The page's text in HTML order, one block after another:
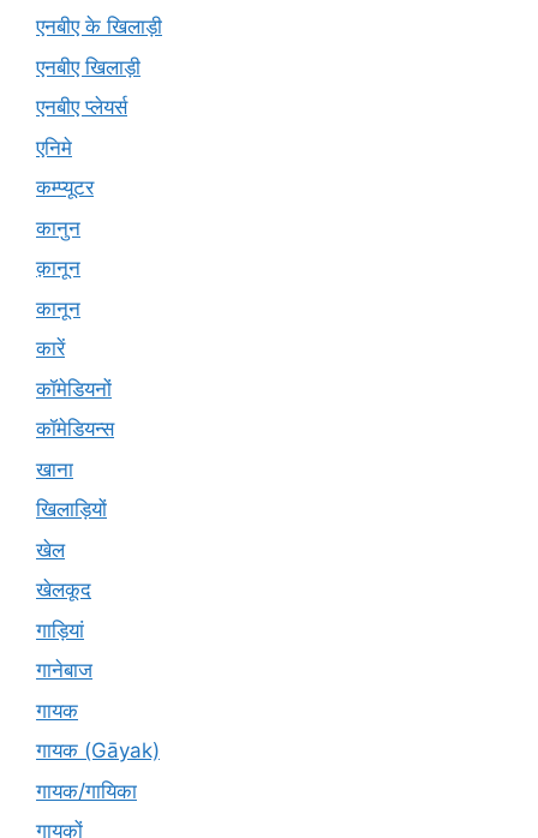
एनबीए के खिलाड़ी
एनबीए खिलाड़ी
एनबीए प्लेयर्स
एनिमे
कम्प्यूटर
कानुन
क़ानून
कानून
कारें
कॉमेडियनों
कॉमेडियन्स
खाना
खिलाड़ियों
खेल
खेलकूद
गाड़ियां
गानेबाज
गायक
गायक (Gāyak)
गायक/गायिका
गायकों